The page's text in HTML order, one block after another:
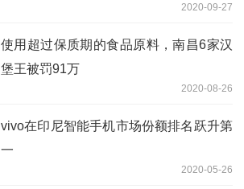
2020-09-27
使用超过保质期的食品原料，南昌6家汉
堡王被罚91万
2020-08-26
vivo在印尼智能手机市场份额排名跃升第
一
2020-05-26